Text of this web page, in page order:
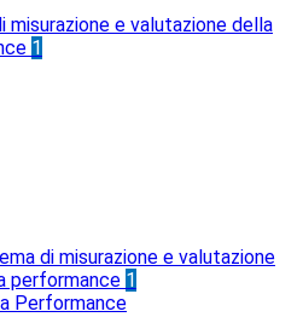
misurazione e valutazione della
1
di misurazione e valutazione
performance 1
Performance